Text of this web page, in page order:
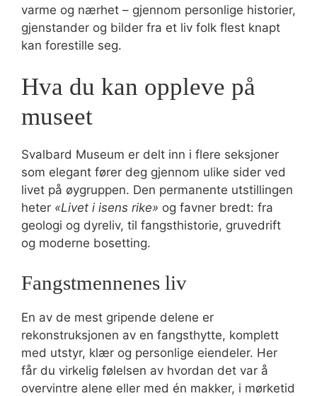
varme og nærhet – gjennom personlige historier,
gjenstander og bilder fra et liv folk flest knapt
kan forestille seg.
Hva du kan oppleve på
museet
Svalbard Museum er delt inn i flere seksjoner
som elegant fører deg gjennom ulike sider ved
livet på øygruppen. Den permanente utstillingen
heter «Livet i isens rike» og favner bredt: fra
geologi og dyreliv, til fangsthistorie, gruvedrift
og moderne bosetting.
Fangstmennenes liv
En av de mest gripende delene er
rekonstruksjonen av en fangsthytte, komplett
med utstyr, klær og personlige eiendeler. Her
får du virkelig følelsen av hvordan det var å
overvintre alene eller med én makker, i mørketid